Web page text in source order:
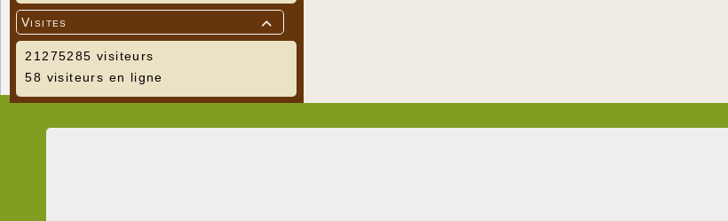

Visites
21275285 visiteurs
58 visiteurs en ligne